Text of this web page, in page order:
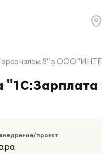
Персоналом 8" в ООО
"1С:Зарплата
проект